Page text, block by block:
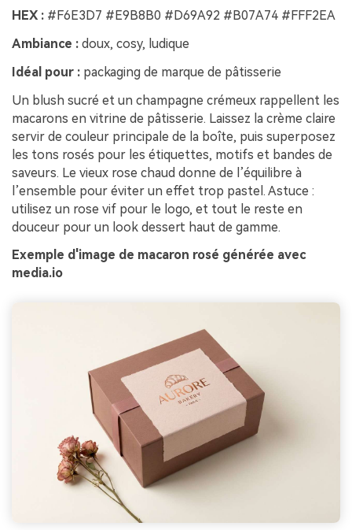
HEX : #F6E3D7 #E9B8B0 #D69A92 #B07A74 #FFF2EA
Ambiance : doux, cosy, ludique
Idéal pour : packaging de marque de pâtisserie
Un blush sucré et un champagne crémeux rappellent les
macarons en vitrine de pâtisserie. Laissez la crème claire
servir de couleur principale de la boîte, puis superposez
les tons rosés pour les étiquettes, motifs et bandes de
saveurs. Le vieux rose chaud donne de l’équilibre à
l’ensemble pour éviter un effet trop pastel. Astuce :
utilisez un rose vif pour le logo, et tout le reste en
douceur pour un look dessert haut de gamme.
Exemple d'image de macaron rosé générée avec
media.io